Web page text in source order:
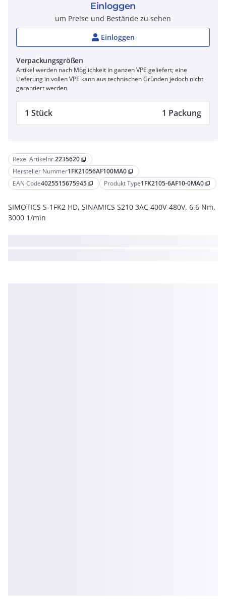
Rexel Artikelnr.2235620 content_copy
Hersteller Nummer1FK21056AF100MA0 content_copy
EAN Code4025515675945 content_copy Produkt Type1FK2105-6AF10-0MA0 content_copy
SIMOTICS S-1FK2 HD, SINAMICS S210 3AC 400V-480V, 6,6 Nm,
3000 1/min
Einloggen
um Preise und Bestände zu sehen
Einloggen
Verpackungsgrößen
Artikel werden nach Möglichkeit in ganzen VPE geliefert; eine
Lieferung in vollen VPE kann aus technischen Gründen jedoch nicht
garantiert werden.
1 Stück 1 Packung